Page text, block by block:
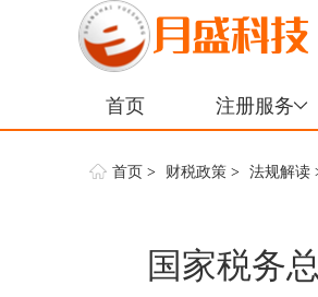
首页 注册服务
首页 > 财税政策 > 法规解读
国家税务